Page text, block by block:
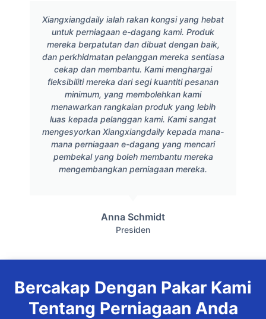
Xiangxiangdaily ialah rakan kongsi yang hebat
untuk perniagaan e-dagang kami. Produk
mereka berpatutan dan dibuat dengan baik,
dan perkhidmatan pelanggan mereka sentiasa
cekap dan membantu. Kami menghargai
fleksibiliti mereka dari segi kuantiti pesanan
minimum, yang membolehkan kami
menawarkan rangkaian produk yang lebih
luas kepada pelanggan kami. Kami sangat
mengesyorkan Xiangxiangdaily kepada mana-
mana perniagaan e-dagang yang mencari
pembekal yang boleh membantu mereka
mengembangkan perniagaan mereka.
Anna Schmidt
Presiden
Bercakap Dengan Pakar Kami
Tentang Perniagaan Anda